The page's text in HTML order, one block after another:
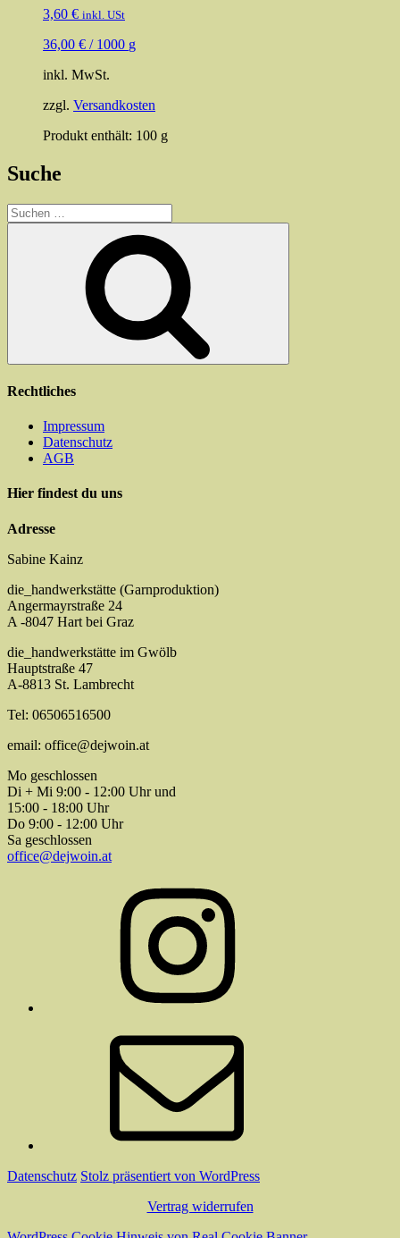
3,60 € inkl. USt
36,00 € / 1000 g
inkl. MwSt.
zzgl. Versandkosten
Produkt enthält: 100 g
Suche
Suchen
nach:
Rechtliches
Impressum
Datenschutz
AGB
Hier findest du uns
Adresse
Sabine Kainz
die_handwerkstätte (Garnproduktion)
Angermayrstraße 24
A -8047 Hart bei Graz
die_handwerkstätte im Gwölb
Hauptstraße 47
A-8813 St. Lambrecht
Tel: 06506516500
email: office@dejwoin.at
Mo geschlossen
Di + Mi 9:00 - 12:00 Uhr und
15:00 - 18:00 Uhr
Do 9:00 - 12:00 Uhr
Sa geschlossen
office@dejwoin.at
Datenschutz Stolz präsentiert von WordPress
Vertrag widerrufen